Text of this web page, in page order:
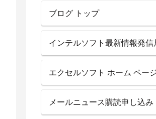
ブログ トップ
インテルソフト最新情報発信
エクセルソフト ホーム ペー
メールニュース購読申し込み